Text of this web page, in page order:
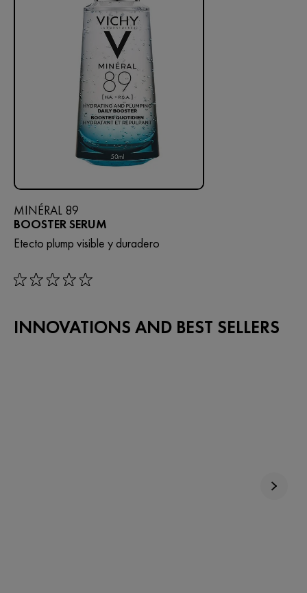
MINÉRAL 89
BOOSTER SERUM
Etecto plump visible y duradero
rating: 0 out of 5
INNOVATIONS AND BEST SELLERS